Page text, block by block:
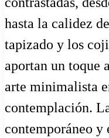
hasta la calidez
tapizado y los
aportan un toque
arte minimalista
contemplación.
contemporáneo y